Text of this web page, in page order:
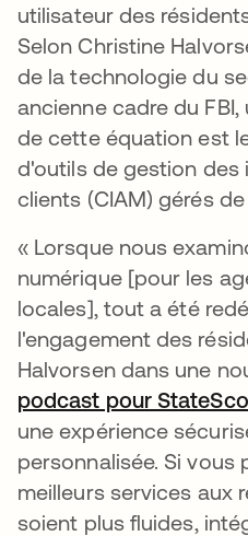
utilisateur des
Selon Christine
de la technologie du
ancienne cadre du
de cette équation est
d'outils de gestion
clients (CIAM) gérés
« Lorsque nous
numérique [pour les
locales], tout a été
l'engagement des
Halvorsen dans une
podcast pour
une expérience
personnalisée. Si vous
meilleurs services aux
soient plus fluides,